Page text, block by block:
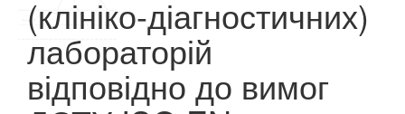
(клініко-діагностичних)
лабораторій
відповідно до вимог